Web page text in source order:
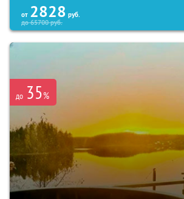
от 2828 руб.
до65700руб.
до 35%